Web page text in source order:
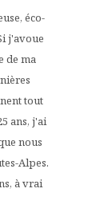
éco-
j'avoue
de ma
tout
ans, j'ai
nous
Alpes.
à vrai